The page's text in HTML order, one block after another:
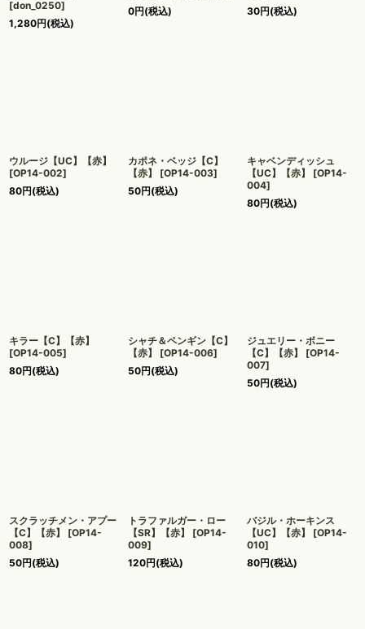
[don_0250]
1,280円(税込)
0円(税込)
30円(税込)
ウルージ【UC】【赤】
[OP14-002]
80円(税込)
カポネ・ベッジ【C】
【赤】
[OP14-003]
50円(税込)
キャベンディッシュ
【UC】【赤】
[OP14-
004]
80円(税込)
キラー【C】【赤】
[OP14-005]
80円(税込)
シャチ＆ペンギン【C】
【赤】
[OP14-006]
50円(税込)
ジュエリー・ボニー
【C】【赤】
[OP14-
007]
50円(税込)
スクラッチメン・アプー
【C】【赤】
[OP14-
008]
50円(税込)
トラファルガー・ロー
【SR】【赤】
[OP14-
009]
120円(税込)
バジル・ホーキンス
【UC】【赤】
[OP14-
010]
80円(税込)